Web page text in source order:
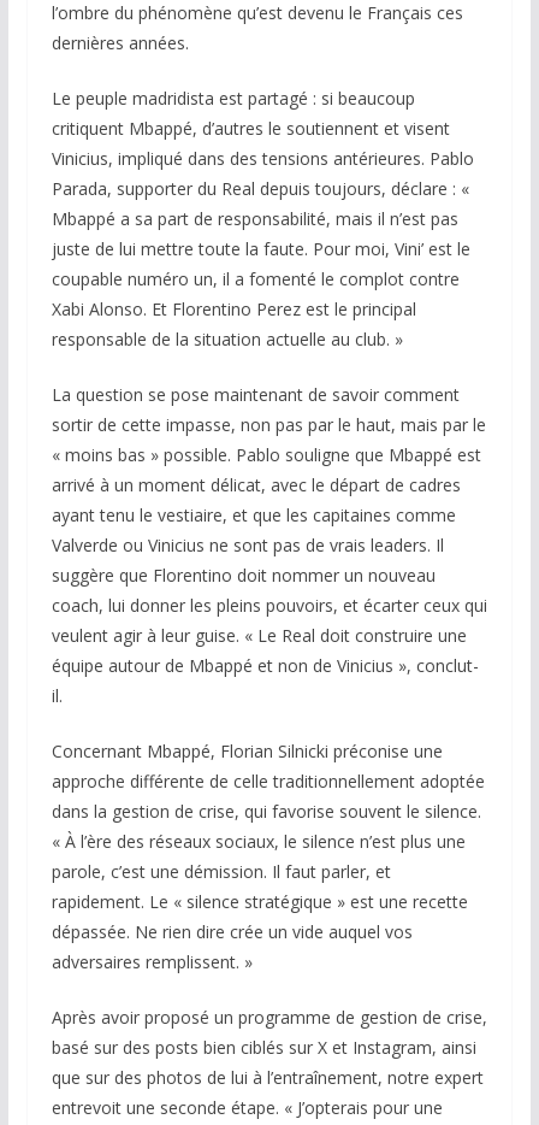
l’ombre du phénomène qu’est devenu le Français ces
dernières années.
Le peuple madridista est partagé : si beaucoup
critiquent Mbappé, d’autres le soutiennent et visent
Vinicius, impliqué dans des tensions antérieures. Pablo
Parada, supporter du Real depuis toujours, déclare : «
Mbappé a sa part de responsabilité, mais il n’est pas
juste de lui mettre toute la faute. Pour moi, Vini’ est le
coupable numéro un, il a fomenté le complot contre
Xabi Alonso. Et Florentino Perez est le principal
responsable de la situation actuelle au club. »
La question se pose maintenant de savoir comment
sortir de cette impasse, non pas par le haut, mais par le
« moins bas » possible. Pablo souligne que Mbappé est
arrivé à un moment délicat, avec le départ de cadres
ayant tenu le vestiaire, et que les capitaines comme
Valverde ou Vinicius ne sont pas de vrais leaders. Il
suggère que Florentino doit nommer un nouveau
coach, lui donner les pleins pouvoirs, et écarter ceux qui
veulent agir à leur guise. « Le Real doit construire une
équipe autour de Mbappé et non de Vinicius », conclut-
il.
Concernant Mbappé, Florian Silnicki préconise une
approche différente de celle traditionnellement adoptée
dans la gestion de crise, qui favorise souvent le silence.
« À l’ère des réseaux sociaux, le silence n’est plus une
parole, c’est une démission. Il faut parler, et
rapidement. Le « silence stratégique » est une recette
dépassée. Ne rien dire crée un vide auquel vos
adversaires remplissent. »
Après avoir proposé un programme de gestion de crise,
basé sur des posts bien ciblés sur X et Instagram, ainsi
que sur des photos de lui à l’entraînement, notre expert
entrevoit une seconde étape. « J’opterais pour une